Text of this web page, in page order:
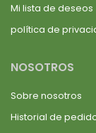
Mi lista de deseos
política de
NOSOTROS
Sobre nosotros
Historial de